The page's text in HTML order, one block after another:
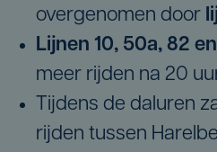
overgenomen door
Lijnen 10, 50a, 82
meer rijden na 20
Tijdens de daluren
rijden tussen